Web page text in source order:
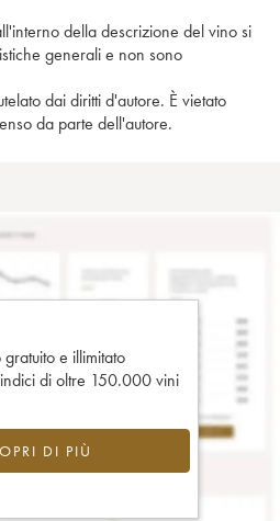
della descrizione del vino si
generali e non sono
dai diritti d'autore. È vietato
da parte dell'autore.
e illimitato
di oltre 150.000 vini
DI PIÙ